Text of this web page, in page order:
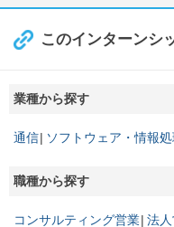
このインターンシ
業種から探す
通信 ソフトウェア・情報処
職種から探す
コンサルティング営業 法